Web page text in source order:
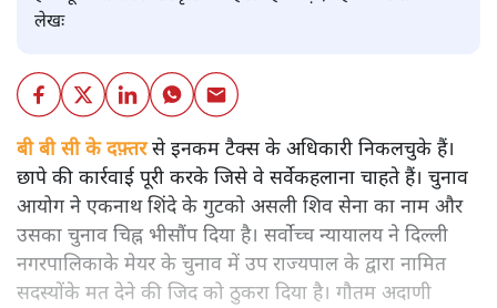
लेखः
बी बी सी के दफ़्तरसे इनकम टैक्स के अधिकारी निकलचुके हैं।
छापे की कार्रवाई पूरी करके जिसे वे सर्वेकहलाना चाहते हैं। चुनाव
आयोग ने एकनाथ शिंदे के गुटको असली शिव सेना का नाम और
उसका चुनाव चिह्न भीसौंप दिया है। सर्वोच्च न्यायालय ने दिल्ली
नगरपालिकाके मेयर के चुनाव में उप राज्यपाल के द्वारा नामित
सदस्योंके मत देने की जिद को ठुकरा दिया है। गौतम अदाणी